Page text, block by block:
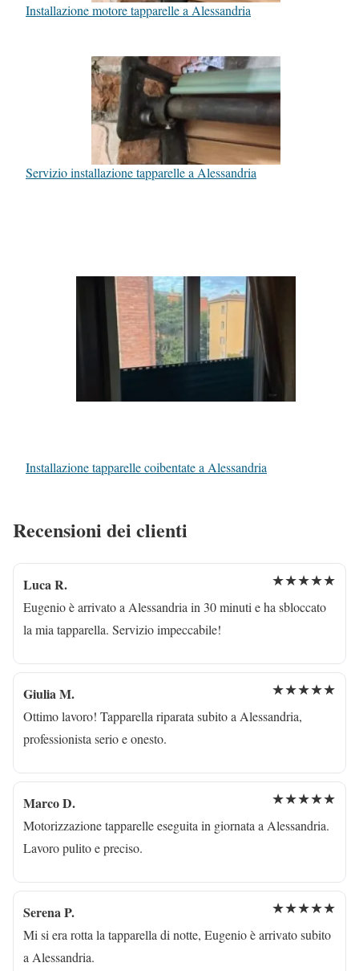
Installazione motore tapparelle a Alessandria
Servizio installazione tapparelle a Alessandria
Installazione tapparelle coibentate a Alessandria
Recensioni dei clienti
Luca R. ★★★★★
Eugenio è arrivato a Alessandria in 30 minuti e ha sbloccato
la mia tapparella. Servizio impeccabile!
Giulia M. ★★★★★
Ottimo lavoro! Tapparella riparata subito a Alessandria,
professionista serio e onesto.
Marco D. ★★★★★
Motorizzazione tapparelle eseguita in giornata a Alessandria.
Lavoro pulito e preciso.
Serena P. ★★★★★
Mi si era rotta la tapparella di notte, Eugenio è arrivato subito
a Alessandria.